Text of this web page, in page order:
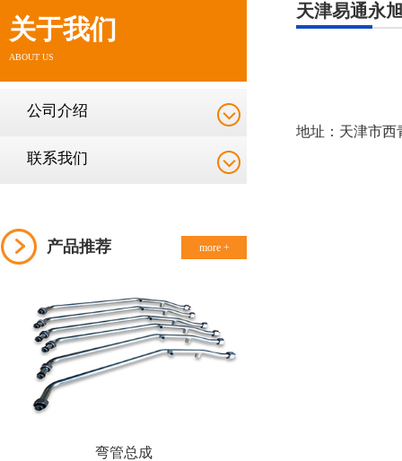
关于我们
ABOUT US
公司介绍
联系我们
产品推荐 more +
弯管总成
天津易通永
地址：天津市西